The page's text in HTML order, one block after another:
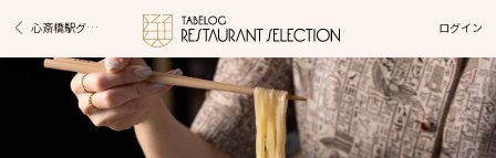
心斎橋駅グルメ ログイン